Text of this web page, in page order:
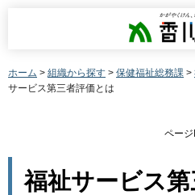
香川
ホーム > 組織から探す > 保健福祉総務課 >
サービス第三者評価とは
ペー
福祉サービス